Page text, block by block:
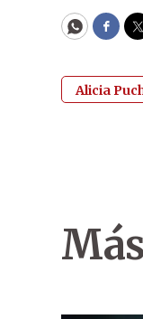
Alicia